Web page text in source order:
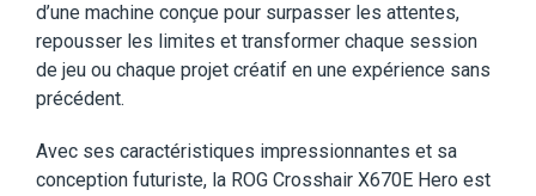
d’une machine conçue pour surpasser les attentes,
repousser les limites et transformer chaque session
de jeu ou chaque projet créatif en une expérience sans
précédent.
Avec ses caractéristiques impressionnantes et sa
conception futuriste, la ROG Crosshair X670E Hero est